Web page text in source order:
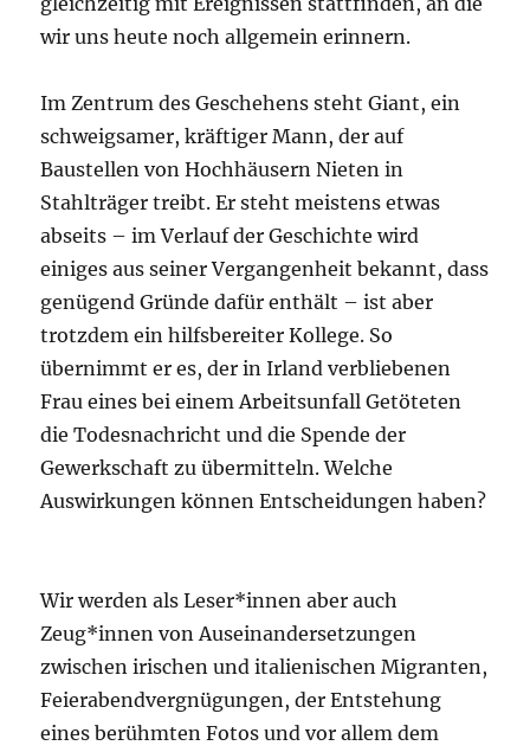
wir uns heute noch allgemein erinnern.
Im Zentrum des Geschehens steht Giant, ein
schweigsamer, kräftiger Mann, der auf
Baustellen von Hochhäusern Nieten in
Stahlträger treibt. Er steht meistens etwas
abseits – im Verlauf der Geschichte wird
einiges aus seiner Vergangenheit bekannt, dass
genügend Gründe dafür enthält – ist aber
trotzdem ein hilfsbereiter Kollege. So
übernimmt er es, der in Irland verbliebenen
Frau eines bei einem Arbeitsunfall Getöteten
die Todesnachricht und die Spende der
Gewerkschaft zu übermitteln. Welche
Auswirkungen können Entscheidungen haben?
Wir werden als Leser*innen aber auch
Zeug*innen von Auseinandersetzungen
zwischen irischen und italienischen Migranten,
Feierabendvergnügungen, der Entstehung
eines berühmten Fotos und vor allem dem